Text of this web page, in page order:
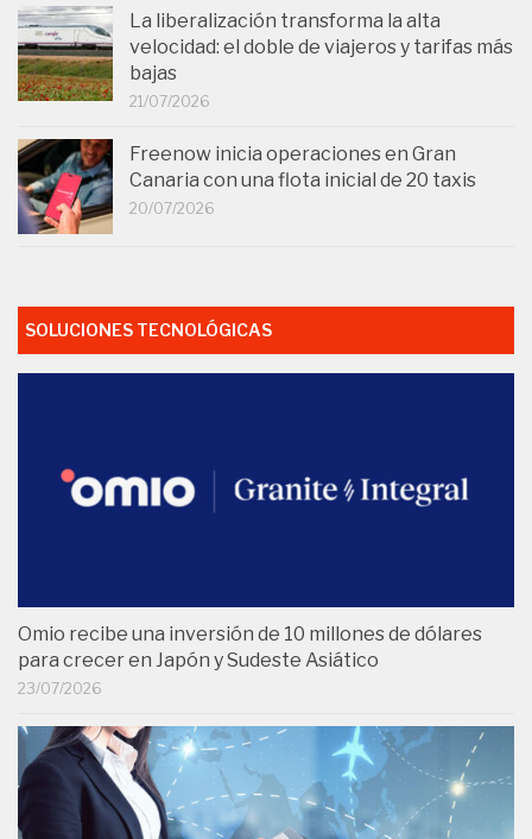
La liberalización transforma la alta
velocidad: el doble de viajeros y tarifas más
bajas
21/07/2026
Freenow inicia operaciones en Gran
Canaria con una flota inicial de 20 taxis
20/07/2026
SOLUCIONES TECNOLÓGICAS
Omio recibe una inversión de 10 millones de dólares
para crecer en Japón y Sudeste Asiático
23/07/2026